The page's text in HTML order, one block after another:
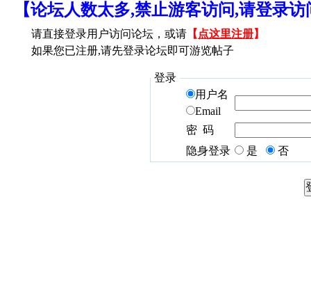
【论坛人数太多,禁止游客访问,请登录
请直接登录用户访问论坛，或请 【 点这里注册】
如果您已注册,请先登录论坛即可游览帖子
登录
用户名
Email
密 码
隐身登录
是 否